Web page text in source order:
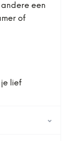
een
of
lief
⌄